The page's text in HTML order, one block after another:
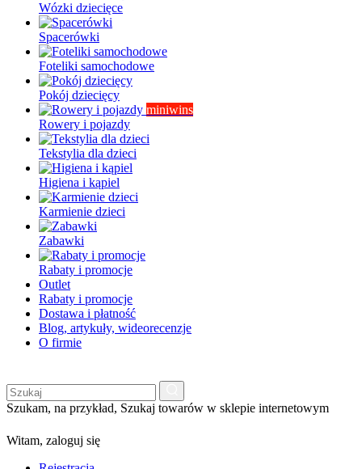
Wózki dziecięce
Spacerówki
Foteliki samochodowe
Pokój dziecięcy
miniwins
Rowery i pojazdy
Tekstylia dla dzieci
Higiena i kąpiel
Karmienie dzieci
Zabawki
Rabaty i promocje
Outlet
Rabaty i promocje
Dostawa i płatność
Blog, artykuły, wideorecenzje
O firmie
Szukam, na przykład, Szukaj towarów w sklepie internetowym
Witam, zaloguj się